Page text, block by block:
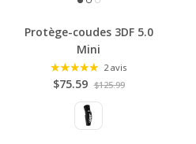
Protège-coudes 3DF 5.0
Mini
2 avis
$75.59 $125.99